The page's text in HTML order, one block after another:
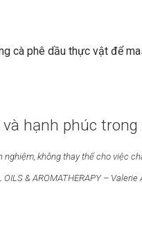
cà phê dầu thực vật để
hạnh phúc trong
không thay thế cho việc
OILS & AROMATHERAPY –